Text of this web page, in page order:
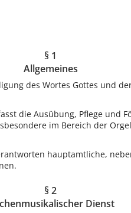
§ 1
Allgemeines
des Wortes Gottes und
die Ausübung, Pflege und
im Bereich der
hauptamtliche,
§ 2
Dienst